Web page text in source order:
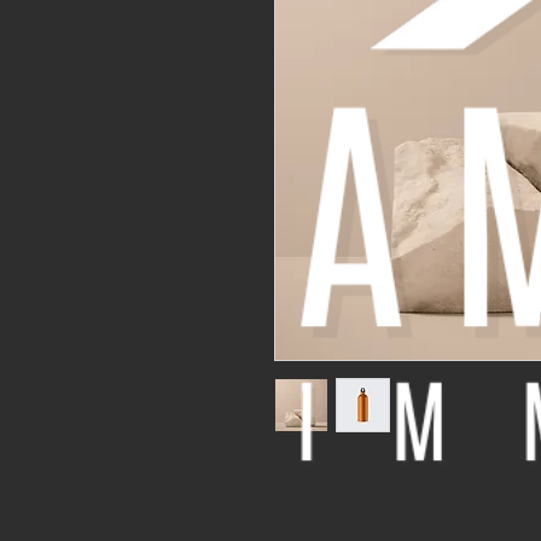
Dies ist eine